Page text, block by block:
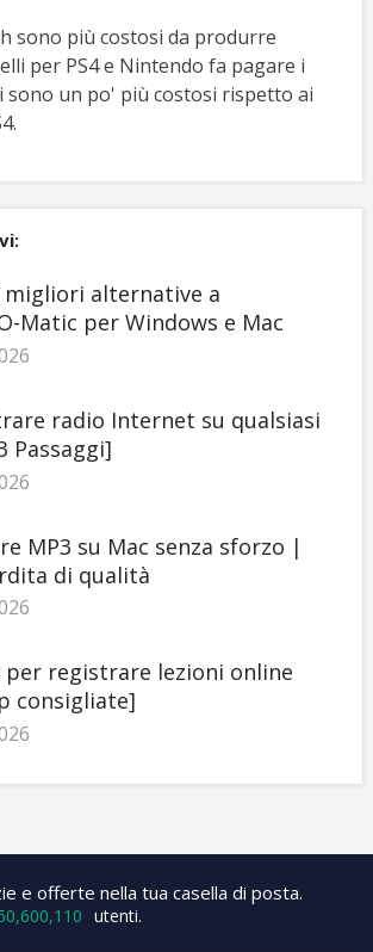
sono più costosi da produrre
per PS4 e Nintendo fa pagare i
sono un po' più costosi rispetto ai
migliori alternative a
Matic per Windows e Mac
radio Internet su qualsiasi
Passaggi]
MP3 su Mac senza sforzo |
di qualità
per registrare lezioni online
consigliate]
e offerte nella tua casella di posta.
utenti.
+4